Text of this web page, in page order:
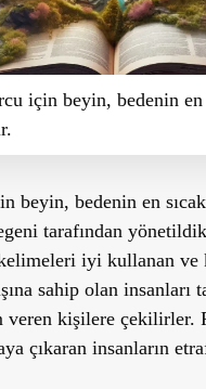
için beyin, bedenin en
beyin, bedenin en sıcak
tarafından
iyi kullanan ve
sahip olan insanları
veren kişilere çekilirler.
çıkaran insanların